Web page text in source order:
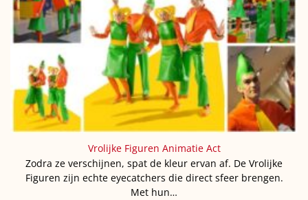
Vrolijke Figuren Animatie Act
Zodra ze verschijnen, spat de kleur ervan af. De Vrolijke
Figuren zijn echte eyecatchers die direct sfeer brengen.
Met hun…